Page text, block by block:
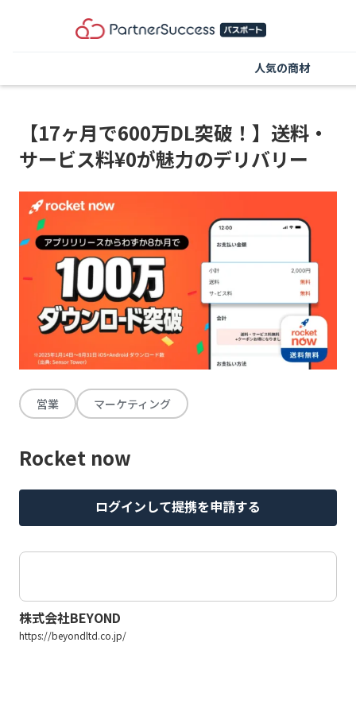
【17ヶ月で600万DL突破！】送料・
サービス料¥0が魅力のデリバリー
営業 マーケティング
Rocket now
ログインして提携を申請する
株式会社BEYOND
https://beyondltd.co.jp/
人気の商材